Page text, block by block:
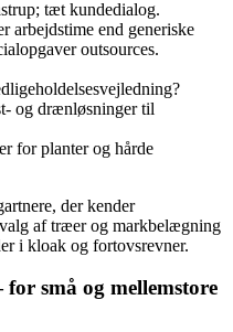
tæt kundedialog.
arbejdstime end generiske
outsources.
og drænløsninger til
for planter og hårde
der kender
af træer og markbelægning
i kloak og fortovsrevner.
små og mellemstore